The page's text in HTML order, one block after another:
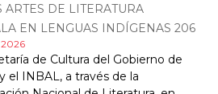
ARTES DE LITERATURA
EN LENGUAS INDÍGENAS 206
de Cultura del Gobierno de
el INBAL, a través de la